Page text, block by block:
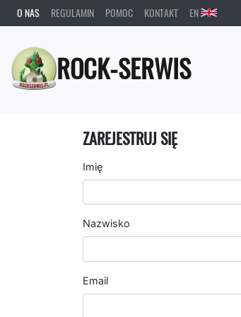
O NAS REGULAMIN POMOC KONTAKT EN
ROCK-SERWIS
ZAREJESTRUJ SIĘ
Imię
Nazwisko
Email